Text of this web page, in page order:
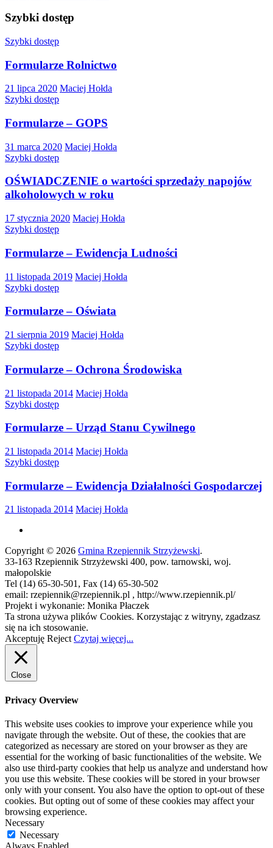
Szybki dostęp
Szybki dostęp
Formularze Rolnictwo
21 lipca 2020 Maciej Hołda
Szybki dostęp
Formularze – GOPS
31 marca 2020 Maciej Hołda
Szybki dostęp
OŚWIADCZENIE o wartości sprzedaży napojów
alkoholowych w roku
17 stycznia 2020 Maciej Hołda
Szybki dostęp
Formularze – Ewidencja Ludności
11 listopada 2019 Maciej Hołda
Szybki dostęp
Formularze – Oświata
21 sierpnia 2019 Maciej Hołda
Szybki dostęp
Formularze – Ochrona Środowiska
21 listopada 2014 Maciej Hołda
Szybki dostęp
Formularze – Urząd Stanu Cywilnego
21 listopada 2014 Maciej Hołda
Szybki dostęp
Formularze – Ewidencja Działalności Gospodarczej
21 listopada 2014 Maciej Hołda
Copyright © 2026 Gmina Rzepiennik Strzyżewski.
33-163 Rzepiennik Strzyżewski 400, pow. tarnowski, woj.
małopolskie
Tel (14) 65-30-501, Fax (14) 65-30-502
email: rzepiennik@rzepiennik.pl , http://www.rzepiennik.pl/
Projekt i wykonanie: Monika Płaczek
Ta strona używa plików Cookies. Korzystając z witryny, zgadzasz
się na ich stosowanie.
Akceptuję Reject Czytaj więcej...
Close
Privacy Overview
This website uses cookies to improve your experience while you
navigate through the website. Out of these, the cookies that are
categorized as necessary are stored on your browser as they are
essential for the working of basic functionalities of the website. We
also use third-party cookies that help us analyze and understand how
you use this website. These cookies will be stored in your browser
only with your consent. You also have the option to opt-out of these
cookies. But opting out of some of these cookies may affect your
browsing experience.
Necessary
Necessary
Always Enabled